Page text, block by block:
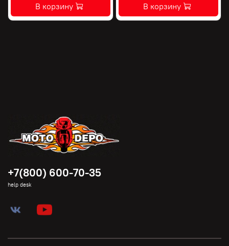
В корзину В корзину
+7(800) 600-70-35
help desk